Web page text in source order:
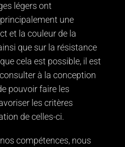
légers ont
une
et la couleur de la
que sur la résistance
cela est possible, il est
à la conception
pouvoir faire les
les critères
de celles-ci.
compétences, nous